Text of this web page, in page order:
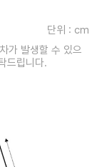
단위 : cm
가 발생할 수 있으
드립니다.